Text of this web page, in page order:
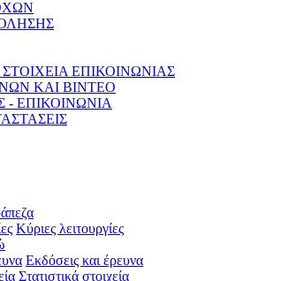
ΕΠΙΚΟΙΝΩΝΙΑΣ
ΚΑΙ ΒΙΝΤΕΟ
- ΕΠΙΚΟΙΝΩΝΙΑ
Κύριες λειτουργίες
Εκδόσεις και έρευνα
Στατιστικά στοιχεία